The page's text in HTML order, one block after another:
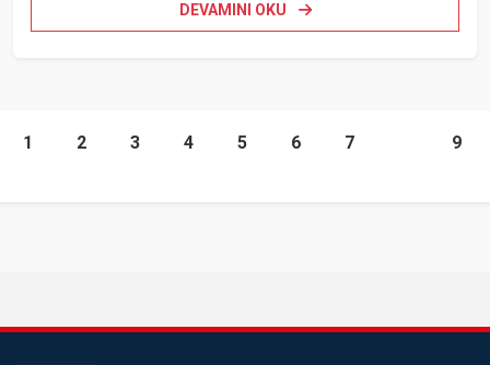
DEVAMINI OKU
1 2 3 4 5 6 7 9